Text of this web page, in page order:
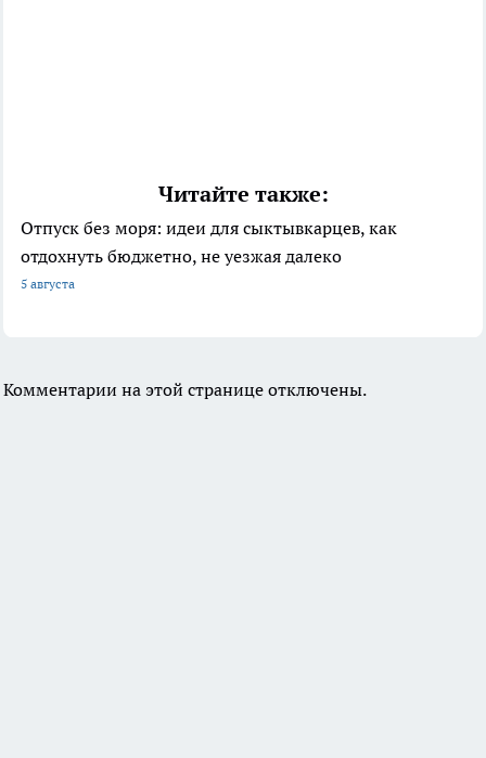
Читайте также:
Отпуск без моря: идеи для сыктывкарцев, как
отдохнуть бюджетно, не уезжая далеко
5 августа
Комментарии на этой странице отключены.